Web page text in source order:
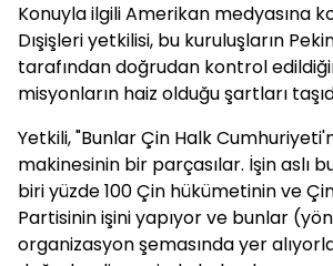
Konuyla ilgili Amerikan medyasına
Dışişleri yetkilisi, bu kuruluşların
tarafından doğrudan kontrol
misyonların haiz olduğu şartları
Yetkili, "Bunlar Çin Halk
makinesinin bir parçasılar. İşin aslı
biri yüzde 100 Çin hükümetinin ve
Partisinin işini yapıyor ve bunlar
organizasyon şemasında yer